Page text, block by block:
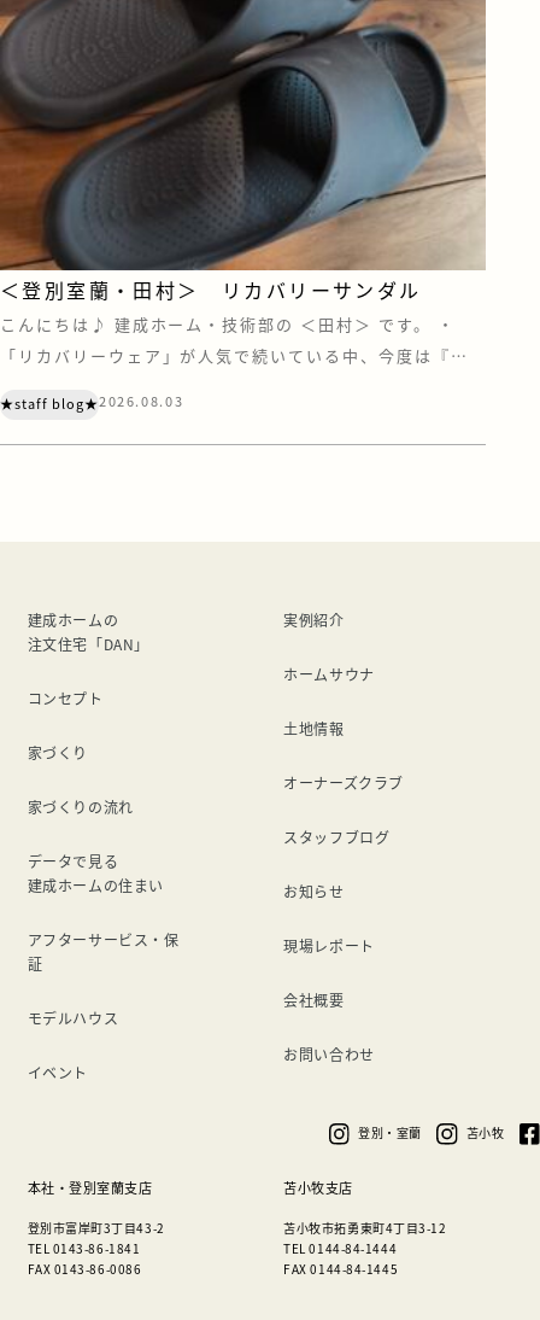
＜登別室蘭・田村＞ リカバリーサンダル
こんにちは♪ 建成ホーム・技術部の ＜田村＞ です。 ・
「リカバリーウェア」が人気で続いている中、今度は『リ
ス”もリカバリー界に足を踏み入れているとは・・・ リカバ
リーウェアの効果がいまひとつ得られなかったので、今度は
★staff blog★2026.08.03
建成ホームの
注文住宅「DAN」
コンセプト
家づくり
家づくりの流れ
データで見る
建成ホームの住まい
アフターサービス・保
証
モデルハウス
イベント
実例紹介
ホームサウナ
土地情報
オーナーズクラブ
スタッフブログ
お知らせ
現場レポート
会社概要
お問い合わせ
本社・登別室蘭支店
登別市富岸町3丁目43-2
TEL 0143-86-1841
FAX 0143-86-0086
苫小牧支店
苫小牧市拓勇東町4丁目3-12
TEL 0144-84-1444
FAX 0144-84-1445
登別・室蘭 苫小牧